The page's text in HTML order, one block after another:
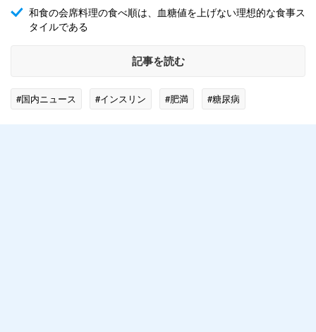
和食の会席料理の食べ順は、血糖値を上げない理想的な食事ス
タイルである
記事を読む
#国内ニュース #インスリン #肥満 #糖尿病